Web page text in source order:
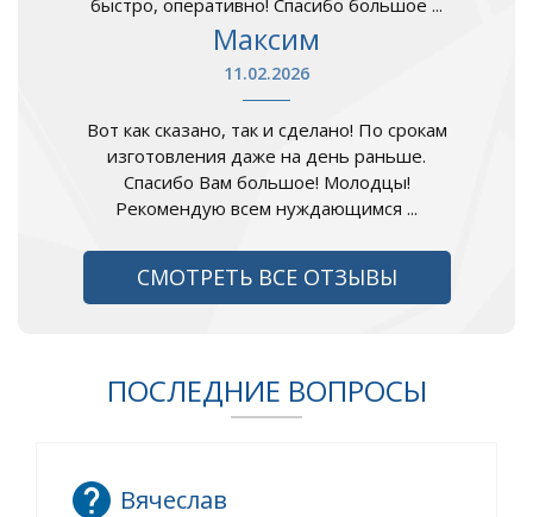
быстро, оперативно! Спасибо большое ...
Максим
11.02.2026
Вот как сказано, так и сделано! По срокам
изготовления даже на день раньше.
Спасибо Вам большое! Молодцы!
Рекомендую всем нуждающимся ...
СМОТРЕТЬ ВСЕ ОТЗЫВЫ
ПОСЛЕДНИЕ ВОПРОСЫ
Вячеслав